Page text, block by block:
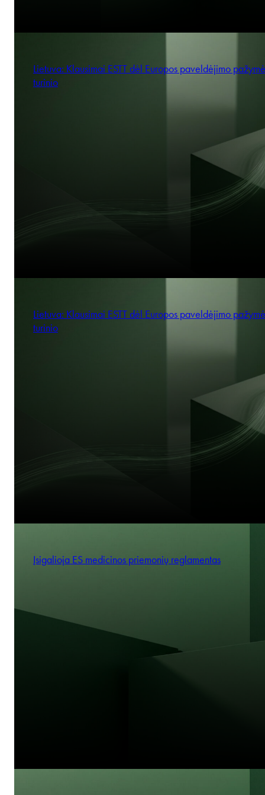
Lietuva: Klausimai ESTT dėl Europos paveldėjimo
turinio
Lietuva: Klausimai ESTT dėl Europos paveldėjimo
turinio
Įsigalioja ES medicinos priemonių reglamentas